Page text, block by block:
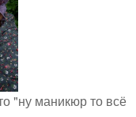
"ну маникюр то всё